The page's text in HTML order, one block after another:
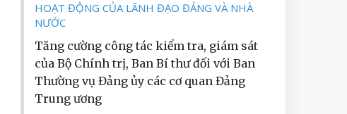
HOẠT ĐỘNG CỦA LÃNH ĐẠO ĐẢNG VÀ NHÀ
NƯỚC
Tăng cường công tác kiểm tra, giám sát
của Bộ Chính trị, Ban Bí thư đối với Ban
Thường vụ Đảng ủy các cơ quan Đảng
Trung ương